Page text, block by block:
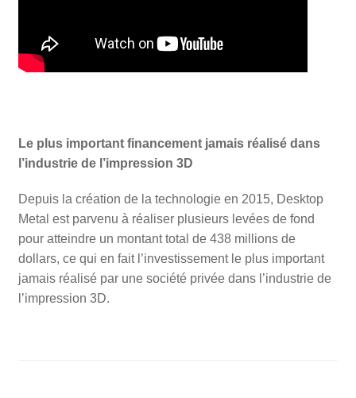
Le plus important financement jamais réalisé dans
l’industrie de l’impression 3D
Depuis la création de la technologie en 2015, Desktop
Metal est parvenu à réaliser plusieurs levées de fond
pour atteindre un montant total de 438 millions de
dollars, ce qui en fait l’investissement le plus important
jamais réalisé par une société privée dans l’industrie de
l’impression 3D.